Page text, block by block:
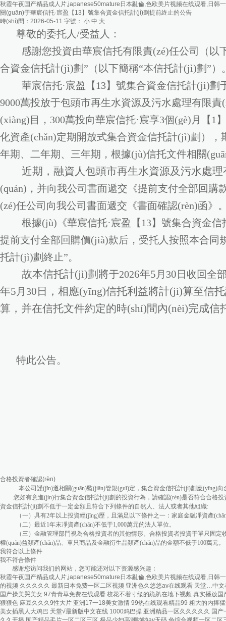
秋霞午夜国产精品成人片,japanese50mature日本亂倫,色欧美片视频在线观看,日韩
關(guān)于華宸信托·宸盈【13】號集合資金信托計(jì)劃提前終止的公告
時(shí)間：2026-05-11 字號： 小 中 大
尊敬的委托人/受益人：
感謝您投資由華宸信托有限責(zé)任公司（以
合資金信托計(jì)劃”（以下簡稱“本信托計(jì)劃”）
華宸信托·宸盈【13】號集合資金信托計(jì)劃于
9000萬投放于包頭市再生水資源及污水處理有限
(xiàng)目，300萬投向華宸信托·宸享3個(gè)月【
化資產(chǎn)定期開放式集合資金信托計(jì)劃）
年期、二年期、三年期，根據(jù)信托文件相關
近期，融資人包頭市再生水資源及污水處
(quán)，并向我公司書面遞交《提前支付全部回購
(zé)任公司向我公司書面遞交《書面確認(rèn)函》
根據(jù)《華宸信托·宸盈【13】號集合資金
提前支付全部回購價(jià)款后，受托人按照本合同
托計(jì)劃終止”。
故本信托計(jì)劃將于2026年5 月30 日收回全
年5 月30日，相應(yīng)信托利益將計(jì)算至
算，并在信托文件約定的時(shí)間內(nèi)完成信托
特此公告。
合格投資者確認(rèn)
本公司謹(jǐn)遵相關(guān)監(jiān)管規(guī)定，集合資金信托計(jì)劃應(yīng)向
您如有意進(jìn)行集合資金信托計(jì)劃的投資行為，請確認(rèn)是否符合合格投資
資金信托計(jì)劃不低于一定金額且符合下列條件的自然人、法人或者其他組織:
（一）具有2年以上投資經(jīng)歷，且滿足以下條件之一：家庭金融凈資產(chǎn)
（二）最近1年末凈資產(chǎn)不低于1,000萬元的法人單位。
（三）金融管理部門視為合格投資者的其他情形。合格投資者投資于單只
權(quán)益類產(chǎn)品、單只商品及金融衍生品類產(chǎn)品的金額不低于100萬元。
我符合以上條件
我不符合條件
感谢您访问我们的网站，您可能还对以下资源感兴趣：
秋霞午夜国产精品成人片,japanese50mature日本亂倫,色欧美片视频在线观看,日韩